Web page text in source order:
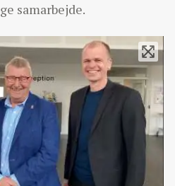
samarbejde.